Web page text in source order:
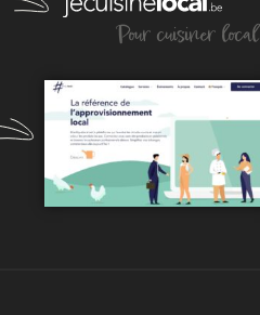
Pour cuisiner local